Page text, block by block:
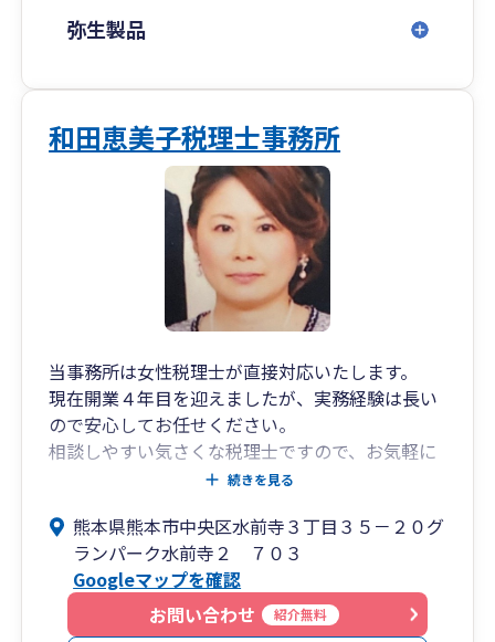
弥生製品
和田恵美子税理士事務所
当事務所は女性税理士が直接対応いたします。
現在開業４年目を迎えましたが、実務経験は長い
ので安心してお任せください。
相談しやすい気さくな税理士ですので、お気軽に
お問い合わせください。
税理士変更したいとお考えの法人・個人事業主の
方、会社設立したばかり・事業をはじめたばかり
でどうしてよいかわからない方、個人事業主で法
人成りを検討中の方、相続税申告、相続税対策を
続きを見る
熊本県熊本市中央区水前寺３丁目３５－２０グ
ランパーク水前寺２ ７０３
Googleマップを確認
お問い合わせ
紹介無料